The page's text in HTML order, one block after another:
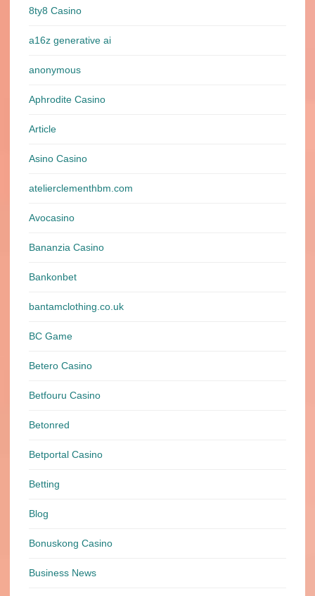
8ty8 Casino
a16z generative ai
anonymous
Aphrodite Casino
Article
Asino Casino
atelierclementhbm.com
Avocasino
Bananzia Casino
Bankonbet
bantamclothing.co.uk
BC Game
Betero Casino
Betfouru Casino
Betonred
Betportal Casino
Betting
Blog
Bonuskong Casino
Business News